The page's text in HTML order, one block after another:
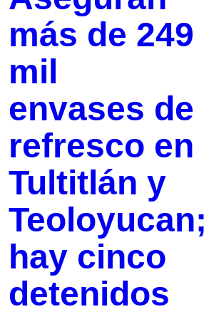
más de 249
mil
envases de
refresco en
Tultitlán y
Teoloyucan;
hay cinco
detenidos